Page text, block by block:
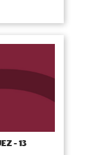
– 13